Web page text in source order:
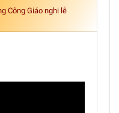
Công Giáo nghi lễ